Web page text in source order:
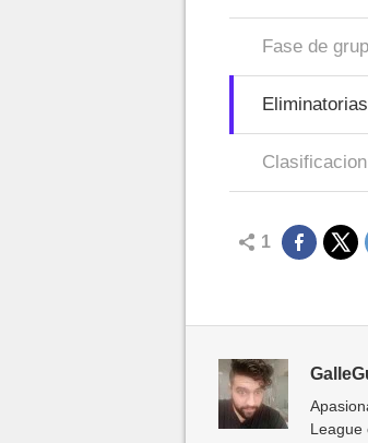
Fase de
Eliminatorias
1
League